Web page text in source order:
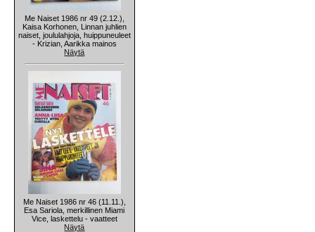
Me Naiset 1986 nr 49 (2.12.),
Kaisa Korhonen, Linnan juhlien
naiset, joululahjoja, huippuneuleet
- Krizian, Aarikka mainos
Näytä
Me Naiset 1986 nr 46 (11.11.),
Esa Sariola, merkillinen Miami
Vice, laskettelu - vaatteet
Näytä